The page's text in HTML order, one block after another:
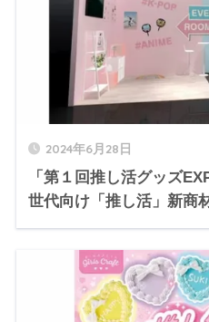
2024年6月28日
「第１回推し活グッズ
世代向け「推し活」新商